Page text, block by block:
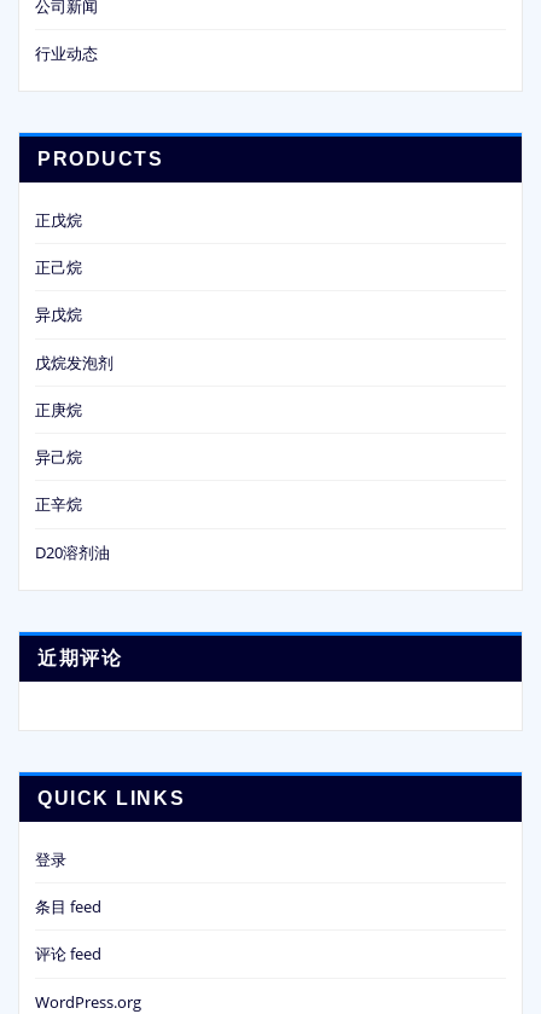
公司新闻
行业动态
PRODUCTS
正戊烷
正己烷
异戊烷
戊烷发泡剂
正庚烷
异己烷
正辛烷
D20溶剂油
近期评论
QUICK LINKS
登录
条目 feed
评论 feed
WordPress.org